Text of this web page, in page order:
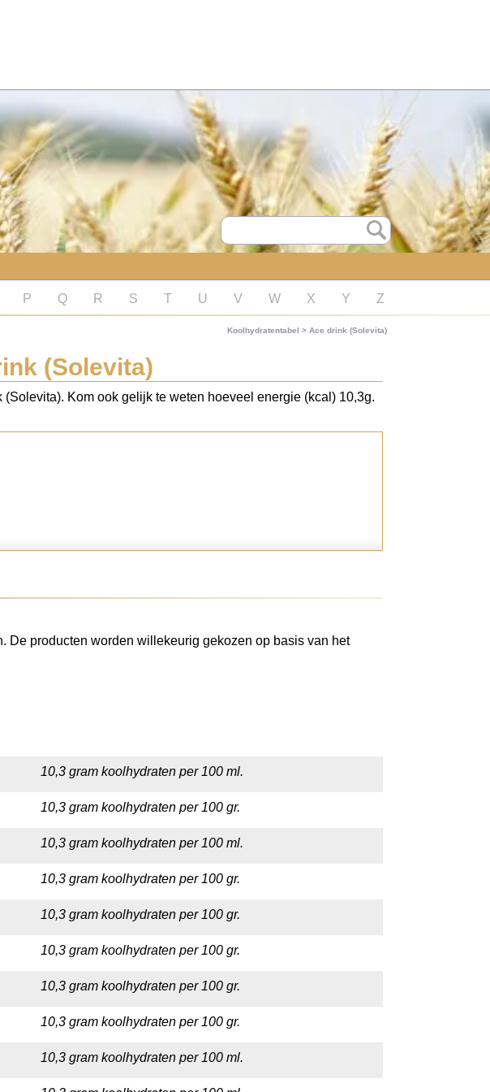
P Q R S T U V W X Y Z
Koolhydratentabel > Ace drink (Solevita)
(Solevita)
Kom ook gelijk te weten hoeveel energie (kcal) 10,3g.
De producten worden willekeurig gekozen op basis van het
10,3 gram koolhydraten per 100 ml.
10,3 gram koolhydraten per 100 gr.
10,3 gram koolhydraten per 100 ml.
10,3 gram koolhydraten per 100 gr.
10,3 gram koolhydraten per 100 gr.
10,3 gram koolhydraten per 100 gr.
10,3 gram koolhydraten per 100 gr.
10,3 gram koolhydraten per 100 gr.
10,3 gram koolhydraten per 100 ml.